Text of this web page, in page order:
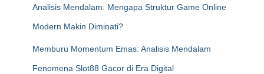
Analisis Mendalam: Mengapa Struktur Game Online
Modern Makin Diminati?
Memburu Momentum Emas: Analisis Mendalam
Fenomena Slot88 Gacor di Era Digital